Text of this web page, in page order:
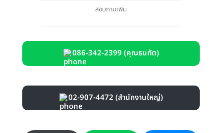
สอบถามเพิ่ม
086-342-2399 (คุณธนทัต)
02-907-4472 (สำนักงานใหญ่)